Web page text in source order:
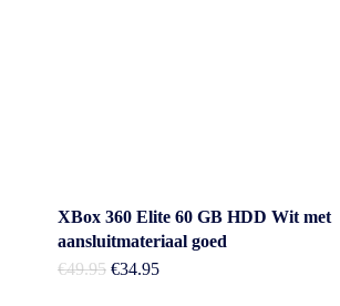
XBox 360 Elite 60 GB HDD Wit met
aansluitmateriaal goed
€49.95 Oorspronkelijke
€34.95Huidige